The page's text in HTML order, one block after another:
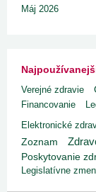
Máj 2026
Verejné zdravie
Financovanie
Elektronické
Zoznam
Poskytovanie
Legislatívne